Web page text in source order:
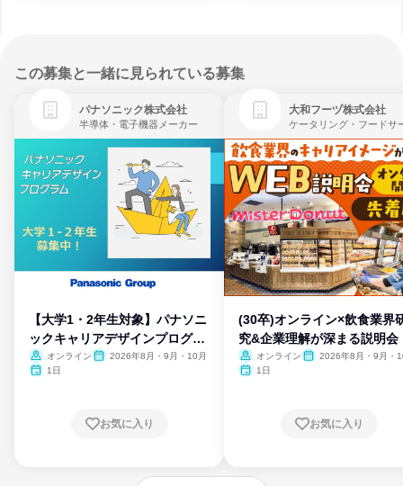
この募集と一緒に見られている募集
パナソニック株式会社
半導体・電子機器メーカー
【大学1・2年生対象】パナソニ
ックキャリアデザインプログラ
ム
オンライン
2026年8月・9月・10月
1日
お気に入り
大和フーヅ株式会社
(30卒)オンライン×飲食業界
究&企業理解が深まる説明会
オンライン
2026年8月・9月・
1日
お気に入り